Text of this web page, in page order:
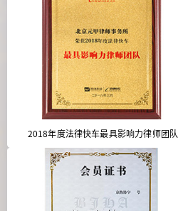
2018年度法律快车最具影响力律师团队